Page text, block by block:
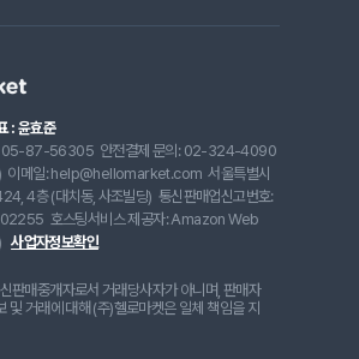
: 윤효준
105-87-56305 안전결제 문의: 02-324-4090
이메일: help@hellomarket.com 서울특별시
4층 (대치동, 사조빌딩) 통신판매업신고번호:
호스팅서비스 제공자: Amazon Web
사업자정보확인
판매중개자로서 거래당사자가 아니며, 판매자
및 거래에 대해 (주)헬로마켓은 일체 책임을 지